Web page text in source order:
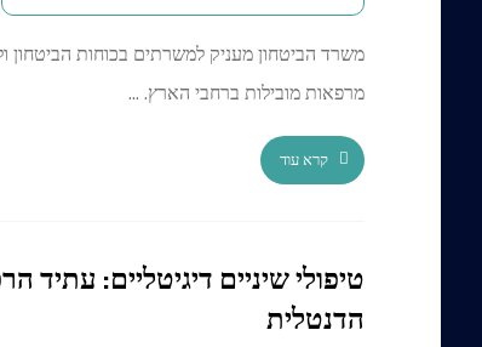
משרד הביטחון מעניק למשרתים בכוחות הביטחון
מרפאות מובילות ברחבי הארץ. ...
קרא עוד
טיפולי שיניים דיגיטליים: עתיד
הדנטלית